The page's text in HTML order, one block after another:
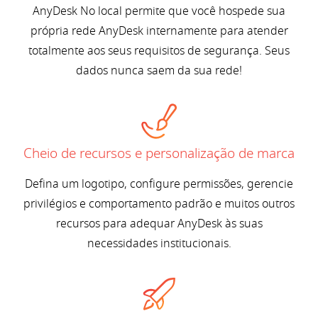
AnyDesk No local permite que você hospede sua
própria rede AnyDesk internamente para atender
totalmente aos seus requisitos de segurança. Seus
dados nunca saem da sua rede!
Cheio de recursos e personalização de marca
Defina um logotipo, configure permissões, gerencie
privilégios e comportamento padrão e muitos outros
recursos para adequar AnyDesk às suas
necessidades institucionais.